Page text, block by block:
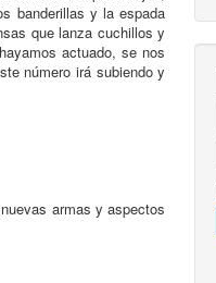
banderillas y la espada
que lanza cuchillos y
actuado, se nos
número irá subiendo y
armas y aspectos